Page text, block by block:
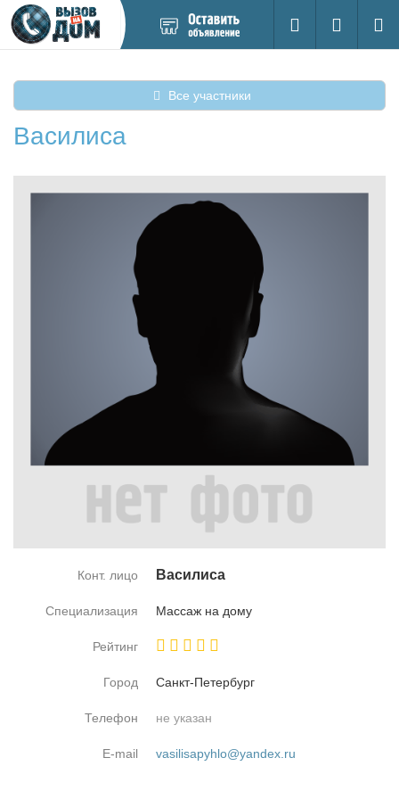
новое
Поиск
Вход на
Все участники
Василиса
Конт. лицо Ва­си­ли­са
Специализация Мас­саж на до­му
Рейтинг
Город Санкт-Пе­тер­бург
Телефон не указан
E-mail vasilisapyhlo@yandex.ru